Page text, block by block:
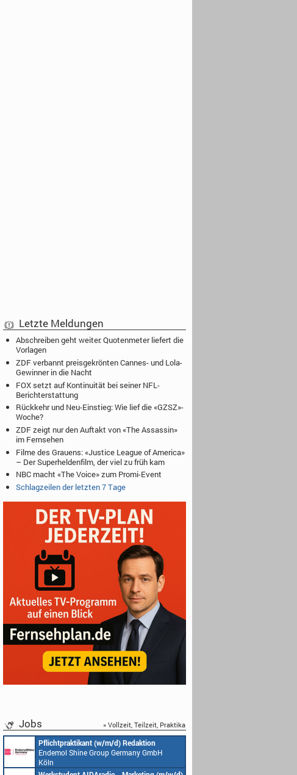
Letzte Meldungen
Abschreiben geht weiter: Quotenmeter liefert die
Vorlagen
ZDF verbannt preisgekrönten Cannes- und Lola-
Gewinner in die Nacht
FOX setzt auf Kontinuität bei seiner NFL-
Berichterstattung
Rückkehr und Neu-Einstieg: Wie lief die «GZSZ»-
Woche?
ZDF zeigt nur den Auftakt von «The Assassin»
im Fernsehen
Filme des Grauens: «Justice League of America»
– Der Superheldenfilm, der viel zu früh kam
NBC macht «The Voice» zum Promi-Event
Schlagzeilen der letzten 7 Tage
Jobs » Vollzeit, Teilzeit, Praktika
Pflichtpraktikant (w/m/d) Redaktion
Endemol Shine Group Germany GmbH
Köln